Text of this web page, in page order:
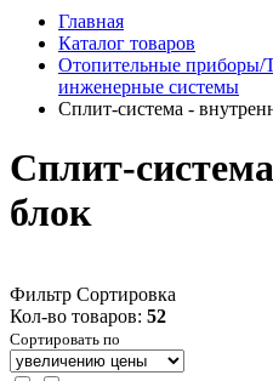
Главная
Каталог товаров
Отопительные приборы/
инженерные системы
Сплит-система -
Сплит-
блок
Фильтр Сортировка
Кол-во товаров: 52
Сортировать по